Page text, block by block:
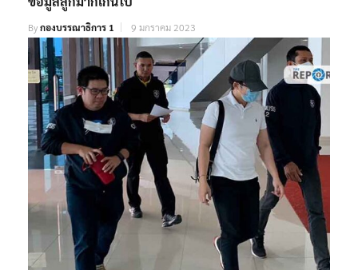
Byกองบรรณาธิการ 1 9 มกราคม 2023